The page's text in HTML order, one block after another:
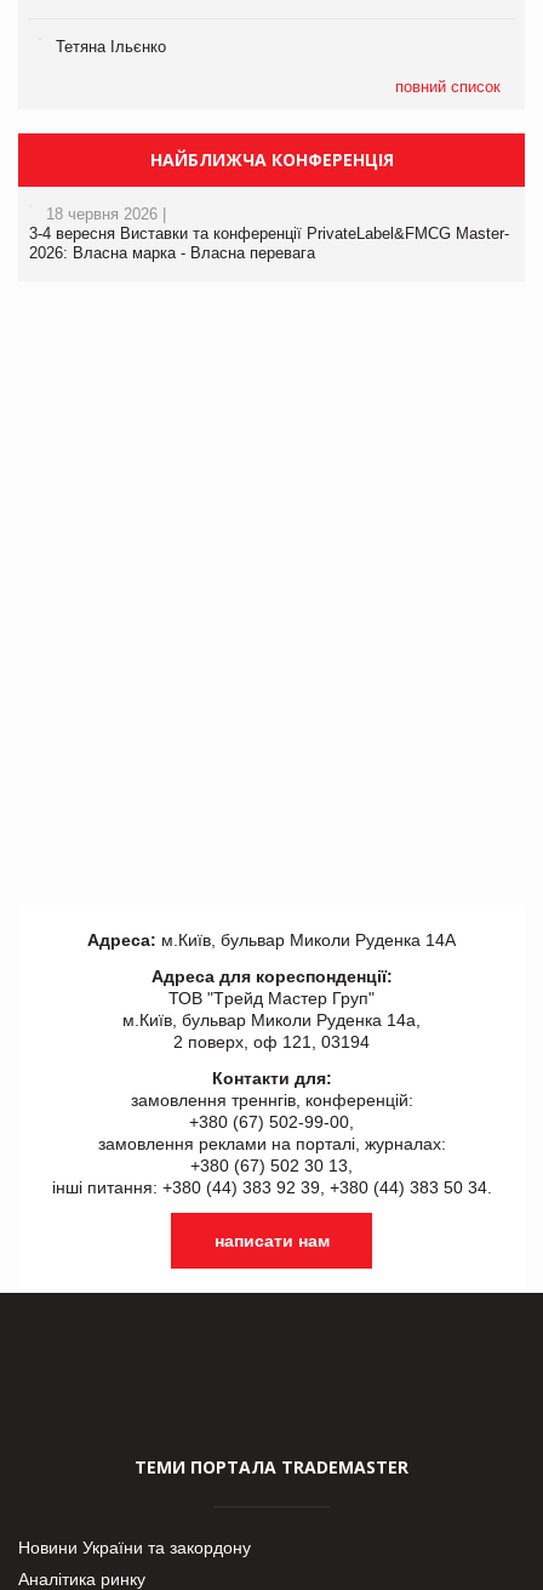
Тетяна Ільєнко
повний список
НАЙБЛИЖЧА КОНФЕРЕНЦІЯ
18 червня 2026 |
3-4 вересня Виставки та конференції PrivateLabel&FMCG Master-
2026: Власна марка - Власна перевага
Адреса: м.Київ, бульвар Миколи Руденка 14А
Адреса для кореспонденції:
ТОВ "Tрейд Мастер Груп"
м.Київ, бульвар Миколи Руденка 14а,
2 поверх, оф 121, 03194
Контакти для:
замовлення треннгів, конференцій:
+380 (67) 502-99-00,
замовлення реклами на порталі, журналах:
+380 (67) 502 30 13,
інші питання: +380 (44) 383 92 39, +380 (44) 383 50 34.
написати нам
ТЕМИ ПОРТАЛА TRADEMASTER
Новини України та закордону
Аналітика ринку